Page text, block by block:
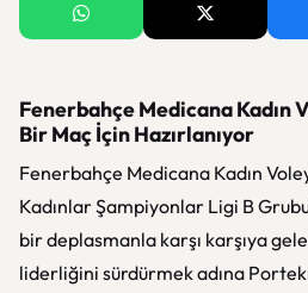
Fenerbahçe Medicana Kadın
Bir Maç İçin Hazırlanıyor
Fenerbahçe Medicana Kadın
Kadınlar Şampiyonlar Ligi B
bir deplasmanla karşı karşıya
liderliğini sürdürmek adına